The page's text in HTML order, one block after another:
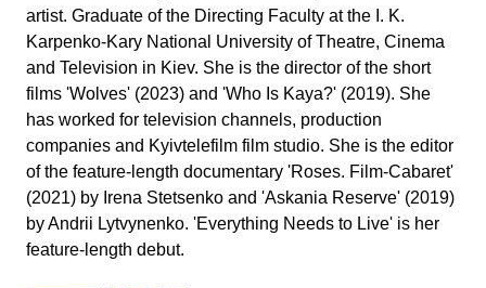
artist. Graduate of the Directing Faculty at the I. K.
Karpenko-Kary National University of Theatre, Cinema
and Television in Kiev. She is the director of the short
films 'Wolves' (2023) and 'Who Is Kaya?' (2019). She
has worked for television channels, production
companies and Kyivtelefilm film studio. She is the editor
of the feature-length documentary 'Roses. Film-Cabaret'
(2021) by Irena Stetsenko and 'Askania Reserve' (2019)
by Andrii Lytvynenko. 'Everything Needs to Live' is her
feature-length debut.